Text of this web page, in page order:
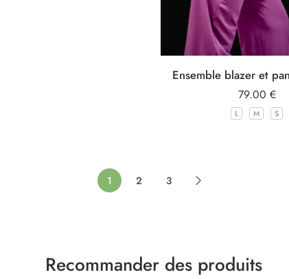
Ensemble blazer et
79.00 €
L M S
1 2 3
Recommander des produits